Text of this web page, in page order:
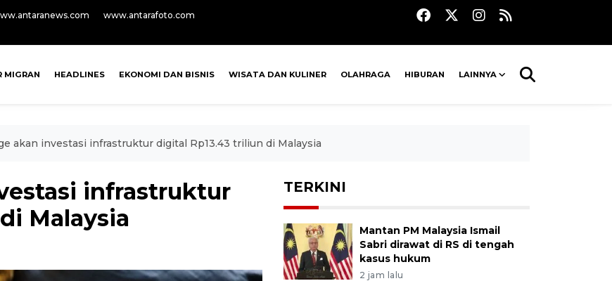
www.antarafoto.com
MIGRAN HEADLINES EKONOMI DAN BISNIS WISATA DAN KULINER OLAHRAGA HIBURAN LAINNYA
akan investasi infrastruktur digital Rp13.43 triliun di Malaysia
infrastruktur
Malaysia
TERKINI
Mantan PM Malaysia Ismail
Sabri dirawat di RS di tengah
kasus hukum
2 jam lalu